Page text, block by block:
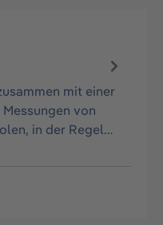
mit einer
von
in der Regel…